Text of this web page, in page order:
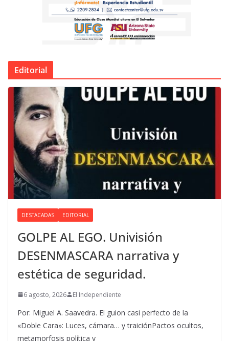
Editorial
DESTACADAS EDITORIAL
GOLPE AL EGO. Univisión
DESENMASCARA narrativa y
estética de seguridad.
6 agosto, 2026 El Independiente
Por: Miguel A. Saavedra. El guion casi perfecto de la
«Doble Cara»: Luces, cámara… y traiciónPactos ocultos,
metamorfosis política y